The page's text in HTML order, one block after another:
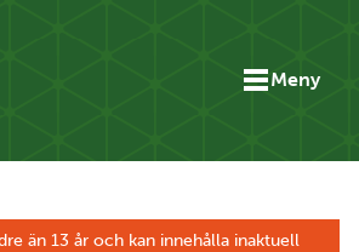
Meny
än 13 år och kan innehålla inaktuell